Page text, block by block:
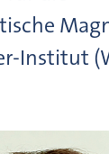
Institut